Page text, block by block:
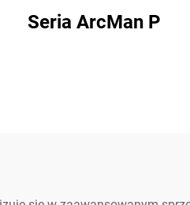
Seria ArcMan P